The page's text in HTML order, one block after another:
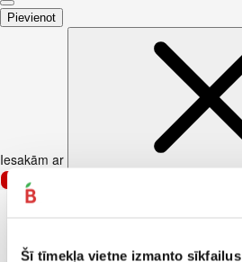
Šī tīmekļa vietne izmanto sīkfailus
Pievienot
Iesakām ar
–25%